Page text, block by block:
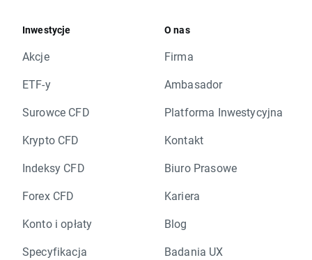
Inwestycje
Akcje
ETF-y
Surowce CFD
Krypto CFD
Indeksy CFD
Forex CFD
Konto i opłaty
Specyfikacja
O nas
Firma
Ambasador
Platforma Inwestycyjna
Kontakt
Biuro Prasowe
Kariera
Blog
Badania UX